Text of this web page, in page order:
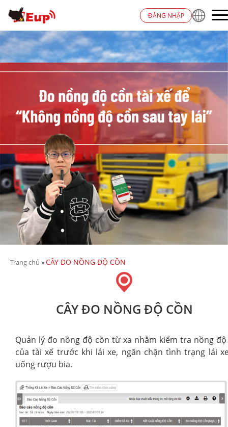
ĐĂNG NHẬP
Trang chủ »CÂY ĐO NỒNG ĐỘ CỒN
CÂY ĐO NỒNG ĐỘ CỒN
Quản lý đo nồng độ cồn từ xa nhằm kiểm tra nồng
của tài xế trước khi lái xe, ngăn chặn tình trạng lái
uống rượu bia.